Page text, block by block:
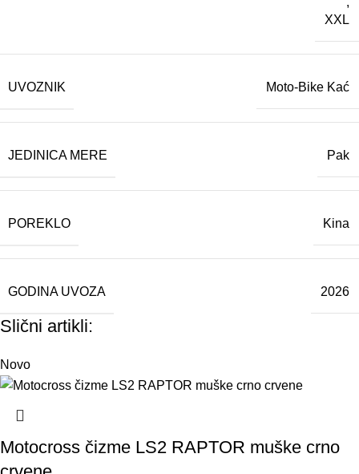
XXL
UVOZNIK Moto-Bike Kać
JEDINICA MERE Pak
POREKLO Kina
GODINA UVOZA 2026
Slični artikli:
Novo
Motocross čizme LS2 RAPTOR muške crno